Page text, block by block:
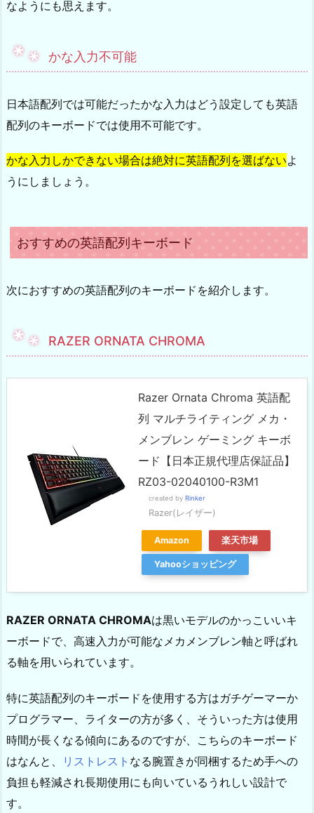
なようにも思えます。
かな入力不可能
日本語配列では可能だったかな入力はどう設定しても英語
配列のキーボードでは使用不可能です。
かな入力しかできない場合は絶対に英語配列を選ばないよ
うにしましょう。
おすすめの英語配列キーボード
次におすすめの英語配列のキーボードを紹介します。
RAZER ORNATA CHROMA
Razer Ornata Chroma 英語配
列 マルチライティング メカ・
メンブレン ゲーミング キーボ
ード【日本正規代理店保証品】
RZ03-02040100-R3M1
created by Rinker
Razer(レイザー)
Amazon 楽天市場
Yahooショッピング
RAZER ORNATA CHROMAは黒いモデルのかっこいいキ
ーボードで、高速入力が可能なメカメンブレン軸と呼ばれ
る軸を用いられています。
特に英語配列のキーボードを使用する方はガチゲーマーか
プログラマー、ライターの方が多く、そういった方は使用
時間が長くなる傾向にあるのですが、こちらのキーボード
はなんと、
リストレスト なる腕置きが同梱するため手への
負担も軽減され長期使用にも向いているうれしい設計で
す。